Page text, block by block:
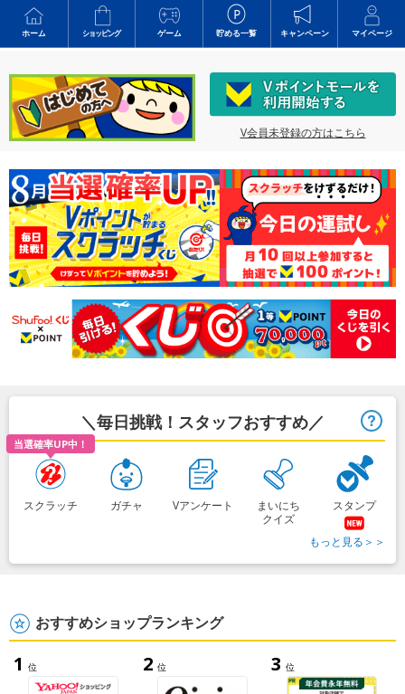
ホーム ショッピング ゲーム 貯める一覧 キャンペーン マイページ
V会員未登録の方はこちら
＼毎日挑戦！スタッフおすすめ／
当選確率UP中！
スクラッチ ガチャ Vアンケート
まいにち
クイズ
スタンプ
もっと見る＞＞
おすすめショップランキング
1 位 2 位 3 位